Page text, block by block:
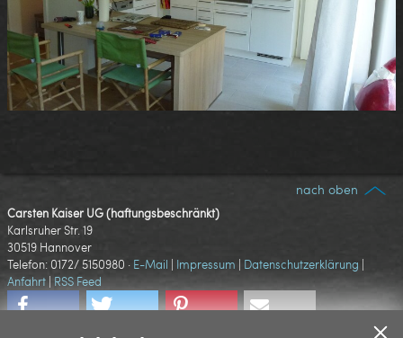
nach oben
Carsten Kaiser UG (haftungsbeschränkt)
Karlsruher Str. 19
30519 Hannover
Telefon: 0172/ 5150980 · E-Mail | Impressum | Datenschutzerklärung |
Anfahrt | RSS Feed